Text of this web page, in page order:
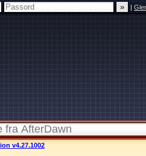
|
v4.27.1002